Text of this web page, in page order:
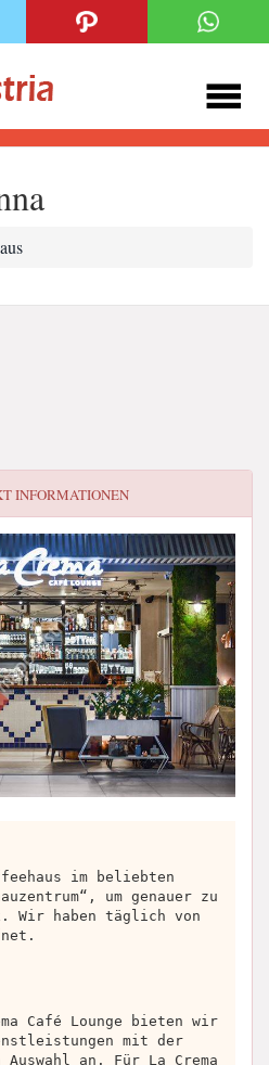
INFORMATIONEN
im beliebten
um genauer zu
Wir haben täglich von
Café Lounge bieten wir
mit der
Auswahl an. Für La Crema